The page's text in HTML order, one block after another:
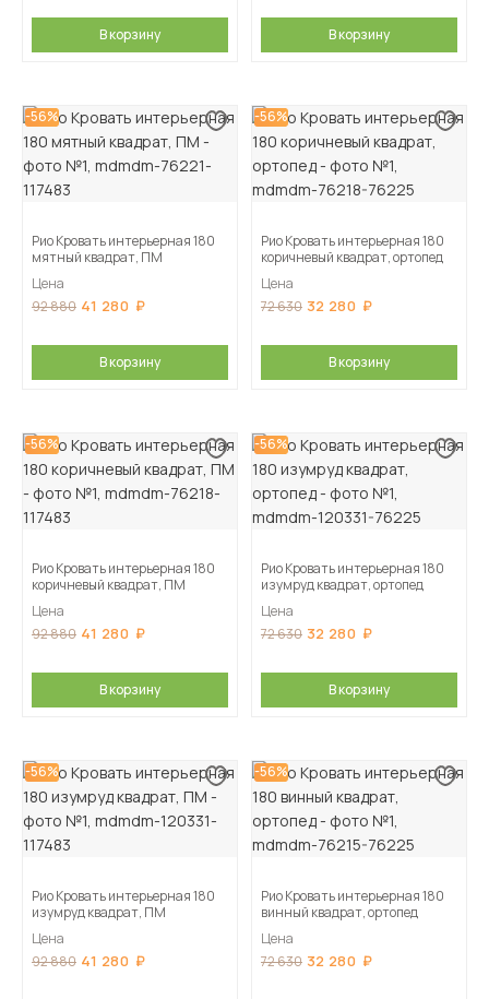
В корзину В корзину
-56%
Рио Кровать интерьерная 180
мятный квадрат, ПМ
Цена
92 880 41 280
В корзину
-56%
Рио Кровать интерьерная 180
коричневый квадрат, ортопед
Цена
72 630 32 280
В корзину
-56%
Рио Кровать интерьерная 180
коричневый квадрат, ПМ
Цена
92 880 41 280
В корзину
-56%
Рио Кровать интерьерная 180
изумруд квадрат, ортопед
Цена
72 630 32 280
В корзину
-56%
Рио Кровать интерьерная 180
изумруд квадрат, ПМ
Цена
92 880 41 280
-56%
Рио Кровать интерьерная 180
винный квадрат, ортопед
Цена
72 630 32 280